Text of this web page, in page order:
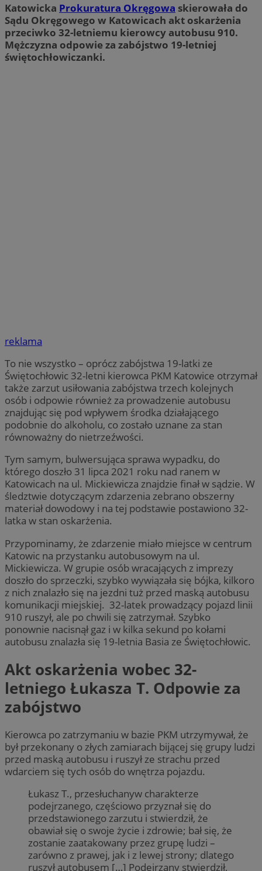
Katowicka Prokuratura Okręgowa skierowała do
Sądu Okręgowego w Katowicach akt oskarżenia
przeciwko 32-letniemu kierowcy autobusu 910.
Mężczyzna odpowie za zabójstwo 19-letniej
świętochłowiczanki.
reklama
To nie wszystko – oprócz zabójstwa 19-latki ze
Świętochłowic 32-letni kierowca PKM Katowice otrzymał
także zarzut usiłowania zabójstwa trzech kolejnych
osób i odpowie również za prowadzenie autobusu
znajdując się pod wpływem środka działającego
podobnie do alkoholu, co zostało uznane za stan
równoważny do nietrzeźwości.
Tym samym, bulwersująca sprawa wypadku, do
którego doszło 31 lipca 2021 roku nad ranem w
Katowicach na ul. Mickiewicza znajdzie finał w sądzie. W
śledztwie dotyczącym zdarzenia zebrano obszerny
materiał dowodowy i na tej podstawie postawiono 32-
latka w stan oskarżenia.
Przypominamy, że zdarzenie miało miejsce w centrum
Katowic na przystanku autobusowym na ul.
Mickiewicza. W grupie osób wracających z imprezy
doszło do sprzeczki, szybko wywiązała się bójka, kilkoro
z nich znalazło się na jezdni tuż przed maską autobusu
komunikacji miejskiej. 32-latek prowadzący pojazd linii
910 ruszył, ale po chwili się zatrzymał. Szybko
ponownie nacisnął gaz i w kilka sekund po kołami
autobusu znalazła się 19-letnia Basia ze Świętochłowic.
Akt oskarżenia wobec 32-
letniego Łukasza T. Odpowie za
zabójstwo
Kierowca po zatrzymaniu w bazie PKM utrzymywał, że
był przekonany o złych zamiarach bijącej się grupy ludzi
przed maską autobusu i ruszył ze strachu przed
wdarciem się tych osób do wnętrza pojazdu.
Łukasz T., przesłuchanyw charakterze
podejrzanego, częściowo przyznał się do
przedstawionego zarzutu i stwierdził, że
obawiał się o swoje życie i zdrowie; bał się, że
zostanie zaatakowany przez grupę ludzi –
zarówno z prawej, jak i z lewej strony; dlatego
ruszył autobusem […] Podejrzany stwierdził,